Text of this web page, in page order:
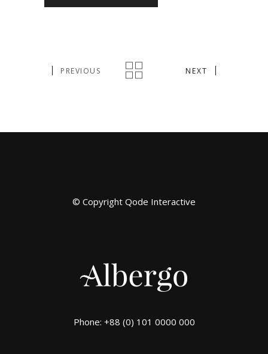
PREVIOUS NEXT
© Copyright Qode Interactive
Phone: +88 (0) 101 0000 000